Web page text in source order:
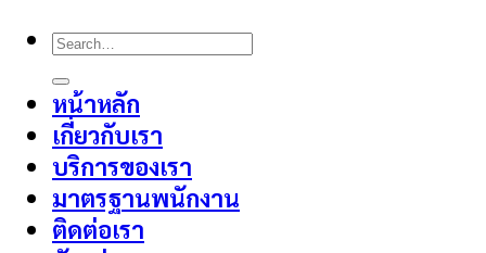
Search
หน้าหลัก
เกี่ยวกับเรา
บริการของเรา
มาตรฐานพนักงาน
ติดต่อเรา